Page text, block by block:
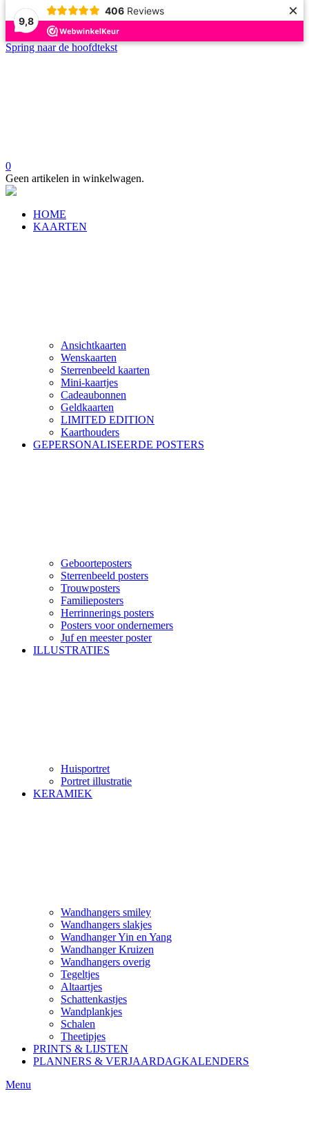
9,8
406 Reviews ×
Spring naar de hoofdtekst
0
Geen artikelen in winkelwagen.
HOME
KAARTEN
Ansichtkaarten
Wenskaarten
Sterrenbeeld kaarten
Mini-kaartjes
Cadeaubonnen
Geldkaarten
LIMITED EDITION
Kaarthouders
GEPERSONALISEERDE POSTERS
Geboorteposters
Sterrenbeeld posters
Trouwposters
Familieposters
Herrinnerings posters
Posters voor ondernemers
Juf en meester poster
ILLUSTRATIES
Huisportret
Portret illustratie
KERAMIEK
Wandhangers smiley
Wandhangers slakjes
Wandhanger Yin en Yang
Wandhanger Kruizen
Wandhangers overig
Tegeltjes
Altaartjes
Schattenkastjes
Wandplankjes
Schalen
Theetipjes
PRINTS & LIJSTEN
PLANNERS & VERJAARDAGKALENDERS
Menu